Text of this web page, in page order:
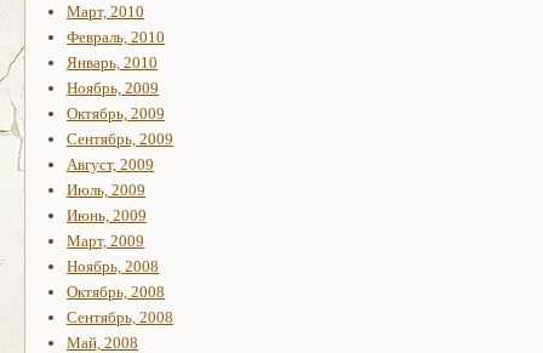
Март, 2010
Февраль, 2010
Январь, 2010
Ноябрь, 2009
Октябрь, 2009
Сентябрь, 2009
Август, 2009
Июль, 2009
Июнь, 2009
Март, 2009
Ноябрь, 2008
Октябрь, 2008
Сентябрь, 2008
Май, 2008